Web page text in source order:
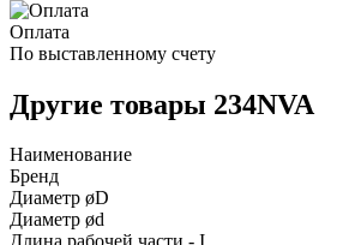
Оплата
По выставленному счету
Другие товары 234NVA
Наименование
Бренд
Диаметр øD
Диаметр ød